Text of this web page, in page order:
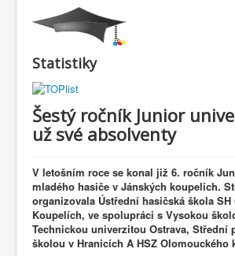
Statistiky
Šestý ročník Junior
už své absolventy
V letošním roce se konal již 6. ročník
mladého hasiče v Jánských koupelích.
organizovala Ústřední hasičská škola SH
Koupelích, ve spolupráci s Vysokou
Technickou univerzitou Ostrava, Střední
školou v Hranicích A HSZ Olomouckého